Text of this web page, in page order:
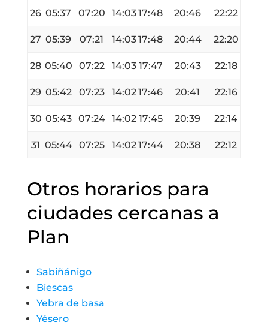
26 05:37 07:20 14:0317:48 20:46 22:22
27 05:39 07:21 14:0317:48 20:44 22:20
28 05:40 07:22 14:03 17:47 20:43 22:18
29 05:42 07:23 14:0217:46 20:41 22:16
30 05:43 07:24 14:02 17:45 20:39 22:14
31 05:44 07:25 14:0217:44 20:38 22:12
Otros horarios para
ciudades cercanas a
Plan
Sabiñánigo
Biescas
Yebra de basa
Yésero